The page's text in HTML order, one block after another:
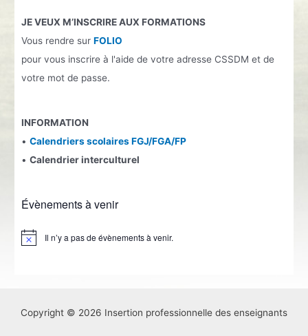
:
JE VEUX M’INSCRIRE AUX FORMATIONS
Vous rendre surFOLIO
pour vous inscrire à l'aide de votre adresse CSSDM et de
votre mot de passe.
INFORMATION
•Calendriers scolaires FGJ/FGA/FP
•Calendrier interculturel
Évènements à venir
Il n’y a pas de évènements à venir.
Copyright © 2026 Insertion professionnelle des enseignants